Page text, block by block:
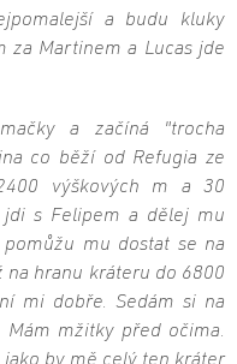
a budu kluky
za Martinem a Lucas jde
a začíná "trocha
co běží od Refugia ze
výškových m a 30
jdi s Felipem a dělej mu
mu dostat se na
na hranu kráteru do 6800
mi dobře. Sedám si na
mžitky před očima.